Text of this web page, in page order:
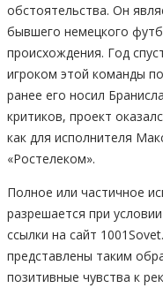
обстоятельства. Он
бывшего немецкого
происхождения. Год
игроком этой команды
ранее его носил
критиков, проект
как для исполнителя
«Ростелеком».
Полное или частичное
разрешается при
ссылки на сайт
представлены таким
позитивные чувства к